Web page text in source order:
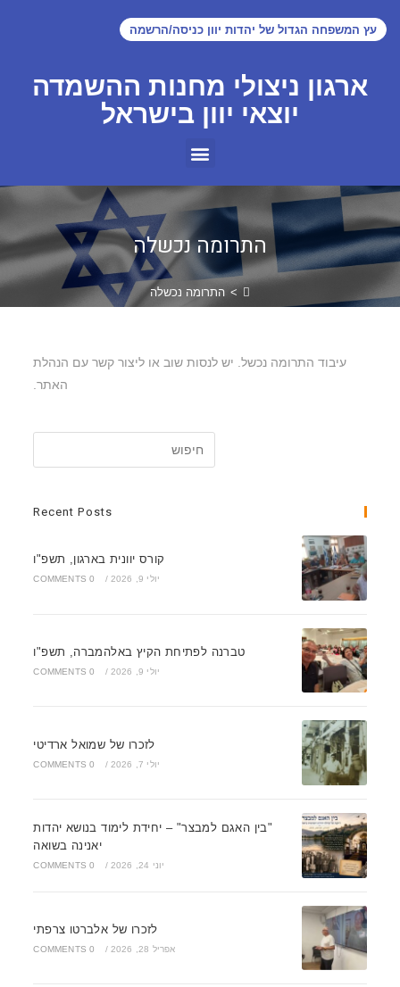
עץ המשפחה הגדול של יהדות יוון כניסה/הרשמה
ארגון ניצולי מחנות ההשמדה
יוצאי יוון בישראל
התרומה נכשלה
> התרומה נכשלה
עיבוד התרומה נכשל. יש לנסות שוב או ליצור קשר עם הנהלת
האתר.
Recent Posts
קורס יוונית בארגון, תשפ"ו
יולי 9, 2026 /
0 COMMENTS
טברנה לפתיחת הקיץ באלהמברה, תשפ"ו
יולי 9, 2026 /
0 COMMENTS
לזכרו של שמואל ארדיטי
יולי 7, 2026 /
0 COMMENTS
"בין האגם למבצר" – יחידת לימוד בנושא יהדות
יאנינה בשואה
יוני 24, 2026 /
0 COMMENTS
לזכרו של אלברטו צרפתי
אפריל 28, 2026 /
0 COMMENTS